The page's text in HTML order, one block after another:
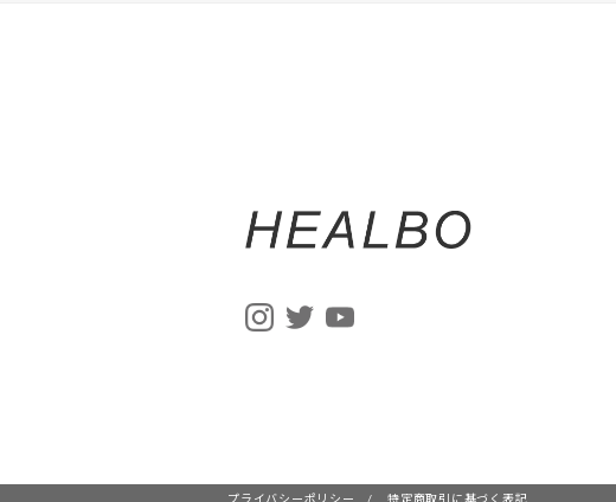
プライバシーポリシー / 特定商取引に基づく表記